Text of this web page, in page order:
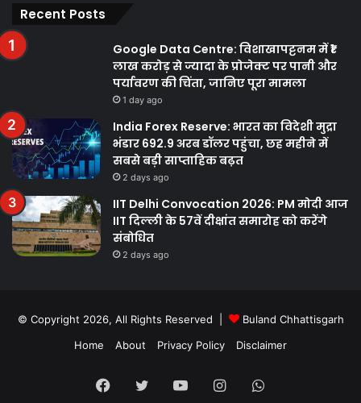
Recent Posts
Google Data Centre: विशाखापट्टनम में ₹1
लाख करोड़ से ज्यादा के प्रोजेक्ट पर पानी और
पर्यावरण की चिंता, जानिए पूरा मामला
1 day ago
India Forex Reserve: भारत का विदेशी मुद्रा
भंडार 692.9 अरब डॉलर पहुंचा, छह महीने में
सबसे बड़ी साप्ताहिक बढ़त
2 days ago
IIT Delhi Convocation 2026: PM मोदी आज
IIT दिल्ली के 57वें दीक्षांत समारोह को करेंगे
संबोधित
2 days ago
© Copyright 2026, All Rights Reserved |
Buland Chhattisgarh
Home
About Privacy Policy Disclaimer
Facebook
Twitter YouTubeInstagramWhatsApp